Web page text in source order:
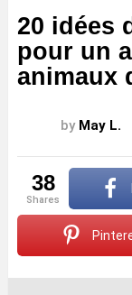
20 idées
pour un
animaux
by May L.
38
shares